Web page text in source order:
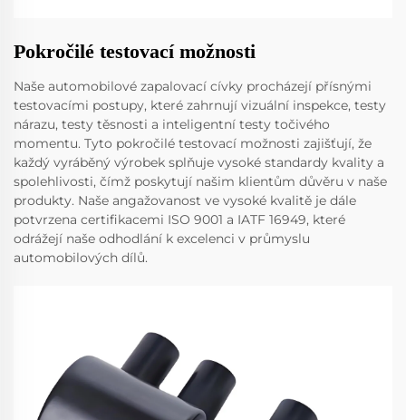
Pokročilé testovací možnosti
Naše automobilové zapalovací cívky procházejí přísnými
testovacími postupy, které zahrnují vizuální inspekce, testy
nárazu, testy těsnosti a inteligentní testy točivého
momentu. Tyto pokročilé testovací možnosti zajišťují, že
každý vyráběný výrobek splňuje vysoké standardy kvality a
spolehlivosti, čímž poskytují našim klientům důvěru v naše
produkty. Naše angažovanost ve vysoké kvalitě je dále
potvrzena certifikacemi ISO 9001 a IATF 16949, které
odrážejí naše odhodlání k excelenci v průmyslu
automobilových dílů.